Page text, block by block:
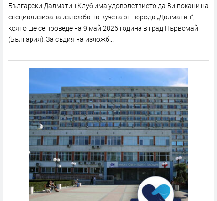
Български Далматин Клуб има удоволствието да Ви покани на
специализирана изложба на кучета от порода „Далматин“,
която ще се проведе на 9 май 2026 година в град Първомай
(България). За съдия на изложб...